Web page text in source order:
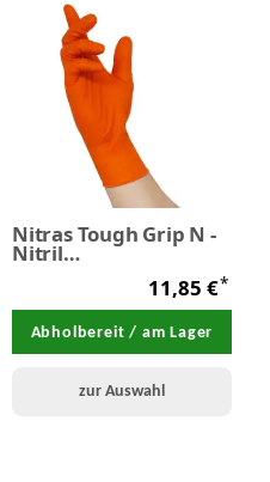
Nitras Tough Grip N -
Nitril
Einmalhandschuhe 50
11,85 €*
Abholbereit / am Lager
zur Auswahl